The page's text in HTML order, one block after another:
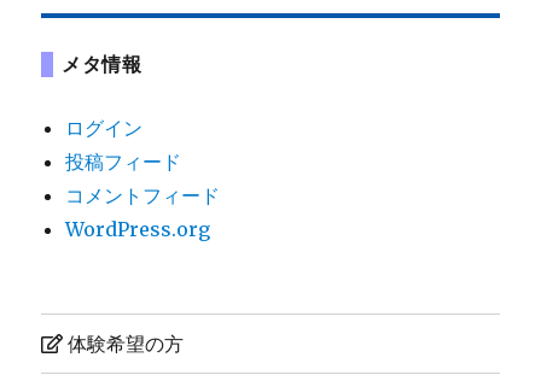
メタ情報
ログイン
投稿フィード
コメントフィード
WordPress.org
体験希望の方